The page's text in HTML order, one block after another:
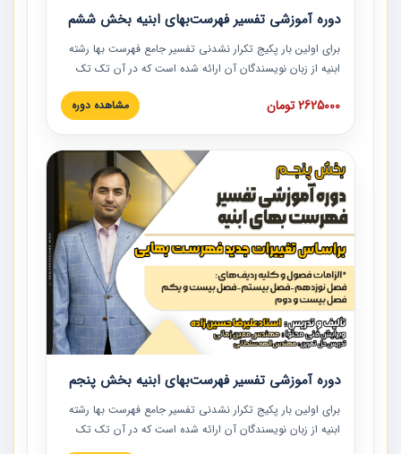
دوره آموزشی تفسیر فهرست‌بهای ابنیه بخش ششم
برای اولین بار پکیج تکرار نشدنی تفسیر جامع فهرست بها رشته
ابنیه از زبان نویسندگان آن ارائه شده است که در آن تک تک
ردیف ها و مطالب فهرست بها تفسیر و ارائه شده است. این
دوره به صورت کامل تصویری بوده و به همراه تصاویر عملیات
دوره با کلام مهندس علیرضاحسین‌زاده مدیر پروژه مهندسی
مشاور در امر بازنگری فهرست بها رشته ابنیه ارائه شده و به تمام
همکارانی که در حوزه صنعت ساخت در حال فعالیت هستند حتما
توصیه می کنیم از مطالب این دوره استفاده نمایند.
2625000 تومان مشاهده دوره
دوره آموزشی تفسیر فهرست‌بهای ابنیه بخش پنجم
برای اولین بار پکیج تکرار نشدنی تفسیر جامع فهرست بها رشته
ابنیه از زبان نویسندگان آن ارائه شده است که در آن تک تک
ردیف ها و مطالب فهرست بها تفسیر و ارائه شده است. این